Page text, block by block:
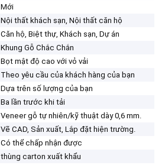
Mới
Nội thất khách sạn, Nội thất căn hộ
Căn hộ, Biệt thự, Khách sạn, Dự án
Khung Gỗ Chắc Chắn
Bọt mật độ cao với vỏ vải
Theo yêu cầu của khách hàng của bạn
Dựa trên số lượng của bạn
Ba lần trước khi tải
Veneer gỗ tự nhiên/kỹ thuật dày 0,6 mm.
Vẽ CAD, Sản xuất, Lắp đặt hiện trường.
Có thể chấp nhận được
thùng carton xuất khẩu